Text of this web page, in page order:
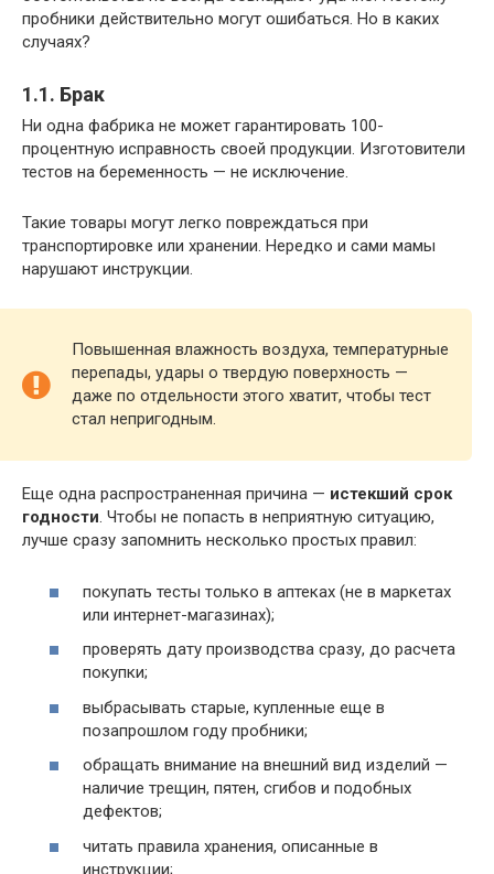
пробники действительно могут ошибаться. Но в каких
случаях?
1.1. Брак
Ни одна фабрика не может гарантировать 100-
процентную исправность своей продукции. Изготовители
тестов на беременность — не исключение.
Такие товары могут легко повреждаться при
транспортировке или хранении. Нередко и сами мамы
нарушают инструкции.
Повышенная влажность воздуха, температурные
перепады, удары о твердую поверхность —
даже по отдельности этого хватит, чтобы тест
стал непригодным.
Еще одна распространенная причина — истекший срок
годности. Чтобы не попасть в неприятную ситуацию,
лучше сразу запомнить несколько простых правил:
покупать тесты только в аптеках (не в маркетах
или интернет-магазинах);
проверять дату производства сразу, до расчета
покупки;
выбрасывать старые, купленные еще в
позапрошлом году пробники;
обращать внимание на внешний вид изделий —
наличие трещин, пятен, сгибов и подобных
дефектов;
читать правила хранения, описанные в
инструкции;